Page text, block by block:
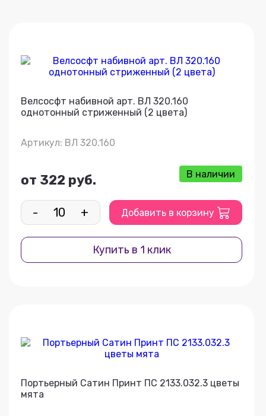
Велсосфт набивной арт. ВЛ 320.160
однотонный стриженный (2 цвета)
Артикул: ВЛ 320.160
от 322 руб. В наличии
- + Добавить в корзину
Купить в 1 клик
Портьерный Сатин Принт ПС 2133.032.3 цветы
мята